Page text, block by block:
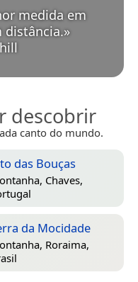
medida em
distância. »
descobrir
canto do mundo.
das Bouças
Chaves,
da Mocidade
Roraima,